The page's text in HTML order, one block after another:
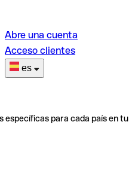
Abre una cuenta
Acceso clientes
es
específicas para cada país en tu